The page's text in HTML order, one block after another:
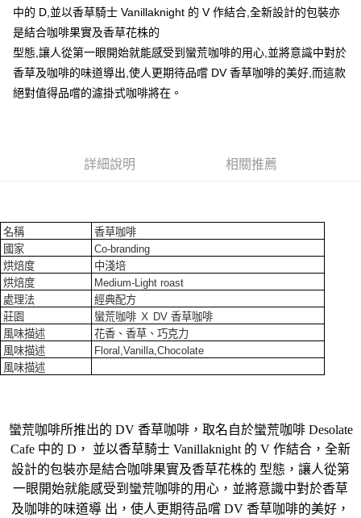
每筆NT$120，滿NT$1,200(含以上)免運費
一般宅配（指定商品除外）
每筆NT$120，滿NT$1,200(含以上)免運費
中的 D,並以香草騎士 Vanillaknight 的 V 作結合,全新設計的包裝亦
是結合咖啡果實及香草花株的
型態,讓人從第一眼開始就能感受到蠻荒咖啡的用心,並將意識中對於
香草及咖啡的味道導出,使人更期待品嚐 DV 香草咖啡的美好,而這款
絕對值得品嚐的濾掛式咖啡將在。
詳細說明 相關推薦
名稱
香草咖啡
國家
Co-branding
烘焙度
中淺培
烘焙度
Medium-Light roast
處理法
經典配方
莊園
蠻荒咖啡 Ｘ DV 香草咖啡
風味描述
花香、香草、巧克力
風味描述
Floral,Vanilla,Chocolate
風味描述
蠻荒咖啡所推出的 DV 香草咖啡，取名自於蠻荒咖啡 Desolate
Cafe 中的 D， 並以香草騎士 Vanillaknight 的 V 作結合，全新
設計的包裝亦是結合咖啡果實及香草花株的 型態，讓人從第
一眼開始就能感受到蠻荒咖啡的用心， 並將意識中對於香草
及咖啡的味道導 出， 使人更期待品嚐 DV 香草咖啡的美好 ，